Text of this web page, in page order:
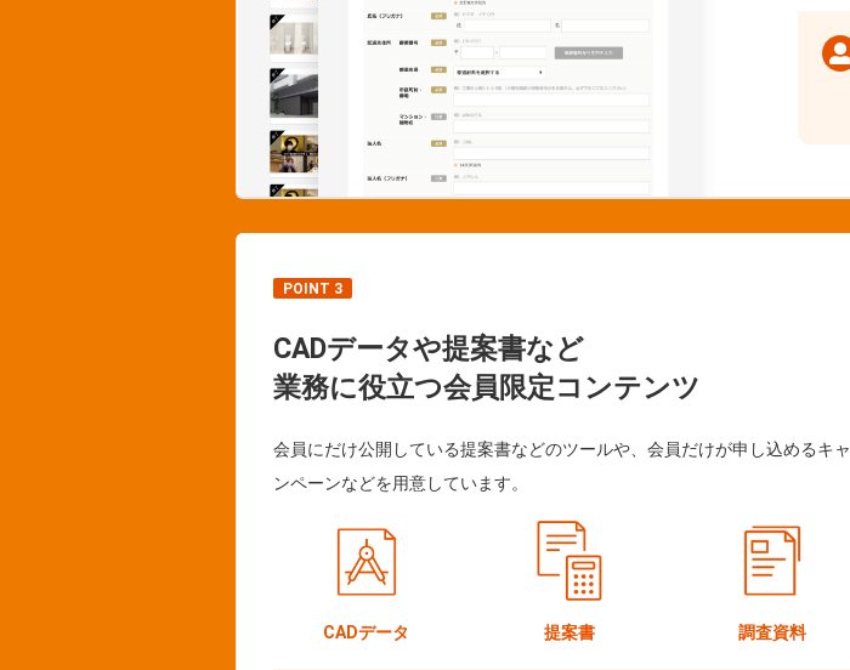
POINT 3
CADデータや提案書など
業務に役立つ会員限定コンテンツ
会員にだけ公開している提案書などのツールや、会員だけが申し込めるキャ
ンペーンなどを用意しています。
CADデータ 提案書 調査資料